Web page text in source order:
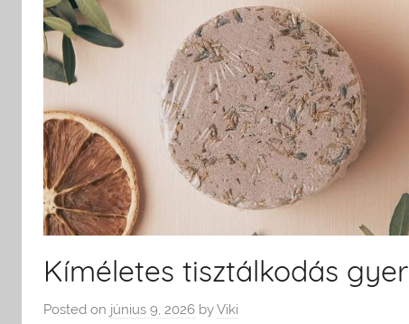
Kíméletes tisztálkodás
Posted on június 9, 2026 byViki